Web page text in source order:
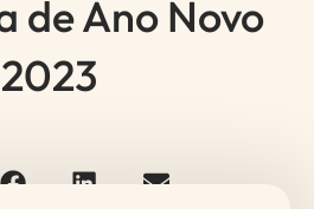
de Ano Novo
2023